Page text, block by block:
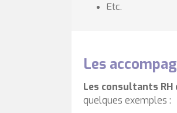
Etc.
Les
Les consultants
quelques exemples :